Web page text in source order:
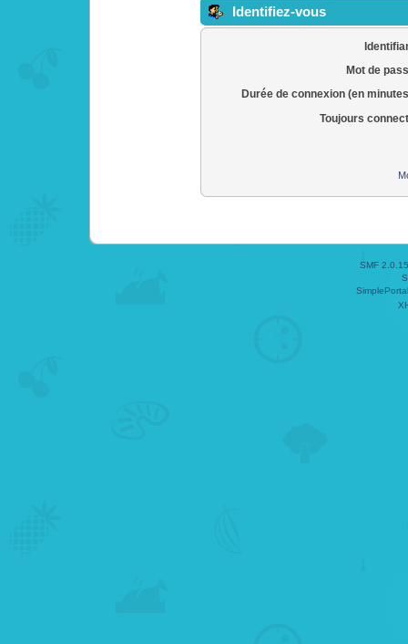
Identifiez-vous
Mot de
Durée de connexion (en
Toujours
SMF 2.0.15